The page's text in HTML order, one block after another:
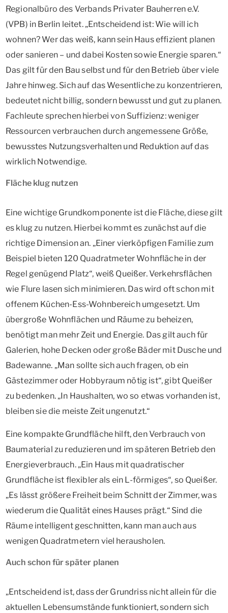
Regionalbüro des Verbands Privater Bauherren e.V.
(VPB) in Berlin leitet. „Entscheidend ist: Wie will ich
wohnen? Wer das weiß, kann sein Haus effizient planen
oder sanieren – und dabei Kosten sowie Energie sparen.“
Das gilt für den Bau selbst und für den Betrieb über viele
Jahre hinweg. Sich auf das Wesentliche zu konzentrieren,
bedeutet nicht billig, sondern bewusst und gut zu planen.
Fachleute sprechen hierbei von Suffizienz: weniger
Ressourcen verbrauchen durch angemessene Größe,
bewusstes Nutzungsverhalten und Reduktion auf das
wirklich Notwendige.
Fläche klug nutzen
Eine wichtige Grundkomponente ist die Fläche, diese gilt
es klug zu nutzen. Hierbei kommt es zunächst auf die
richtige Dimension an. „Einer vierköpfigen Familie zum
Beispiel bieten 120 Quadratmeter Wohnfläche in der
Regel genügend Platz“, weiß Queißer. Verkehrsflächen
wie Flure lasen sich minimieren. Das wird oft schon mit
offenem Küchen-Ess-Wohnbereich umgesetzt. Um
übergroße Wohnflächen und Räume zu beheizen,
benötigt man mehr Zeit und Energie. Das gilt auch für
Galerien, hohe Decken oder große Bäder mit Dusche und
Badewanne. „Man sollte sich auch fragen, ob ein
Gästezimmer oder Hobbyraum nötig ist“, gibt Queißer
zu bedenken. „In Haushalten, wo so etwas vorhanden ist,
bleiben sie die meiste Zeit ungenutzt.“
Eine kompakte Grundfläche hilft, den Verbrauch von
Baumaterial zu reduzieren und im späteren Betrieb den
Energieverbrauch. „Ein Haus mit quadratischer
Grundfläche ist flexibler als ein L-förmiges“, so Queißer.
„Es lässt größere Freiheit beim Schnitt der Zimmer, was
wiederum die Qualität eines Hauses prägt.“ Sind die
Räume intelligent geschnitten, kann man auch aus
wenigen Quadratmetern viel herausholen.
Auch schon für später planen
„Entscheidend ist, dass der Grundriss nicht allein für die
aktuellen Lebensumstände funktioniert, sondern sich